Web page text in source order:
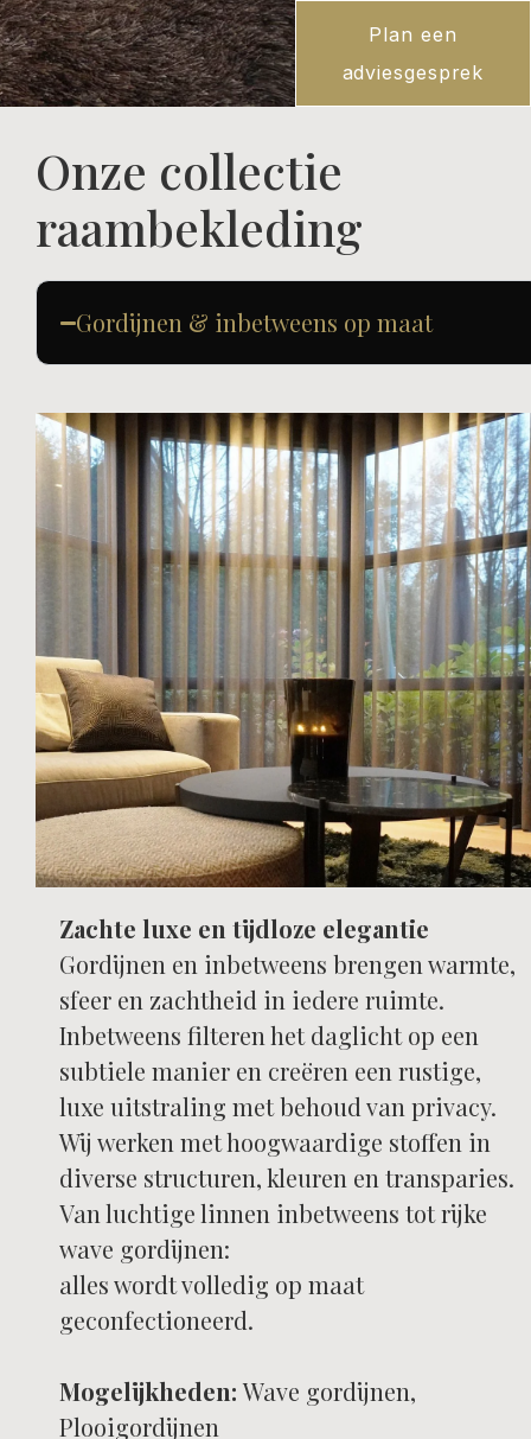
Plan een
adviesgesprek
Onze collectie
raambekleding
Gordijnen & inbetweens op maat
GORDIJNEN &
INBETWEENS
Klik hier
Zachte luxe en tijdloze elegantie
Gordijnen en inbetweens brengen warmte,
sfeer en zachtheid in iedere ruimte.
Inbetweens filteren het daglicht op een
subtiele manier en creëren een rustige,
luxe uitstraling met behoud van privacy.
Wij werken met hoogwaardige stoffen in
diverse structuren, kleuren en transparies.
Van luchtige linnen inbetweens tot rijke
wave gordijnen:
alles wordt volledig op maat
geconfectioneerd.
Mogelijkheden:Wave gordijnen,
Plooigordijnen